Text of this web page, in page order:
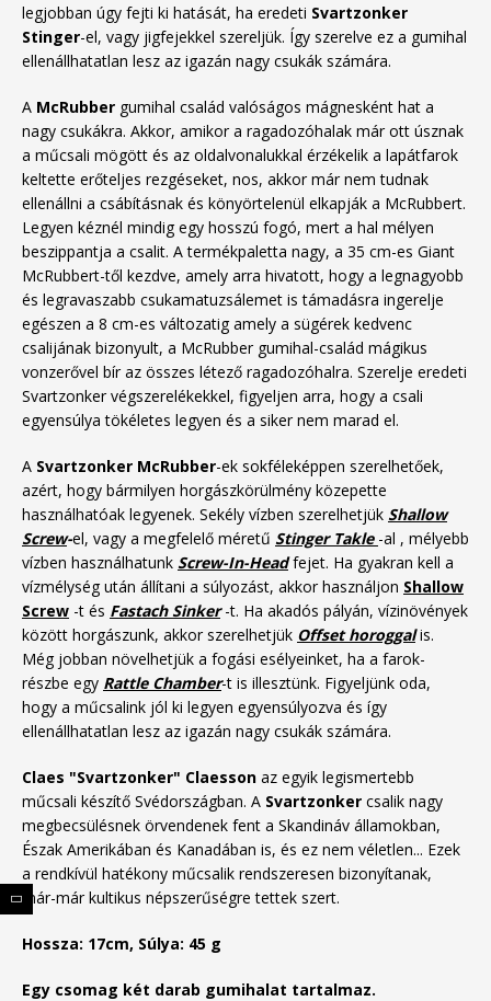
legjobban úgy fejti ki hatását, ha eredeti Svartzonker
Stinger-el, vagy jigfejekkel szereljük. Így szerelve ez a gumihal
ellenállhatatlan lesz az igazán nagy csukák számára.
A McRubber gumihal család valóságos mágnesként hat a
nagy csukákra. Akkor, amikor a ragadozóhalak már ott úsznak
a műcsali mögött és az oldalvonalukkal érzékelik a lapátfarok
keltette erőteljes rezgéseket, nos, akkor már nem tudnak
ellenállni a csábításnak és könyörtelenül elkapják a McRubbert.
Legyen kéznél mindig egy hosszú fogó, mert a hal mélyen
beszippantja a csalit. A termékpaletta nagy, a 35 cm-es Giant
McRubbert-től kezdve, amely arra hivatott, hogy a legnagyobb
és legravaszabb csukamatuzsálemet is támadásra ingerelje
egészen a 8 cm-es változatig amely a sügérek kedvenc
csalijának bizonyult, a McRubber gumihal-család mágikus
vonzerővel bír az összes létező ragadozóhalra. Szerelje eredeti
Svartzonker végszerelékekkel, figyeljen arra, hogy a csali
egyensúlya tökéletes legyen és a siker nem marad el.
A Svartzonker McRubber-ek sokféleképpen szerelhetőek,
azért, hogy bármilyen horgászkörülmény közepette
használhatóak legyenek. Sekély vízben szerelhetjük Shallow
Screw-el, vagy a megfelelő méretű Stinger Takle -al , mélyebb
vízben használhatunk Screw-In-Headfejet. Ha gyakran kell a
vízmélység után állítani a súlyozást, akkor használjon Shallow
Screw -t és Fastach Sinker-t. Ha akadós pályán, vízinövények
között horgászunk, akkor szerelhetjük Offset horoggalis.
Még jobban növelhetjük a fogási esélyeinket, ha a farok-
részbe egy Rattle Chamber-t is illesztünk. Figyeljünk oda,
hogy a műcsalink jól ki legyen egyensúlyozva és így
ellenállhatatlan lesz az igazán nagy csukák számára.
Claes "Svartzonker" Claesson az egyik legismertebb
műcsali készítő Svédországban. A Svartzonker csalik nagy
megbecsülésnek örvendenek fent a Skandináv államokban,
Észak Amerikában és Kanadában is, és ez nem véletlen... Ezek
a rendkívül hatékony műcsalik rendszeresen bizonyítanak,
már-már kultikus népszerűségre tettek szert.
Hossza: 17cm, Súlya: 45 g
Egy csomag két darab gumihalat tartalmaz.